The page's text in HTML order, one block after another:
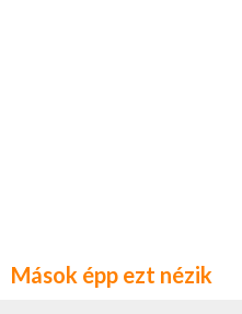
Mások épp ezt nézik